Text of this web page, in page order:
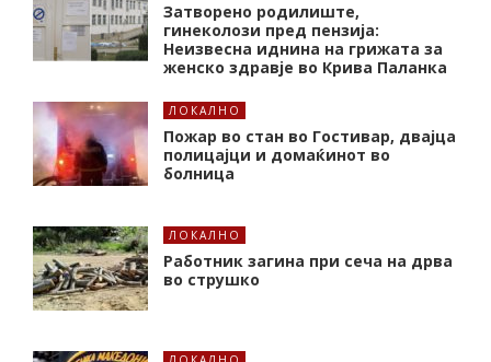
Затворено родилиште,
гинеколози пред пензија:
Неизвесна иднина на грижата за
женско здравје во Крива Паланка
ЛОКАЛНО
Пожар во стан во Гостивар, двајца
полицајци и домаќинот во
болница
ЛОКАЛНО
Работник загина при сеча на дрва
во струшко